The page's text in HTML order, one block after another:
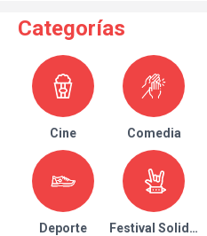
Categorías
Cine Comedia
Deporte Festival Solidario